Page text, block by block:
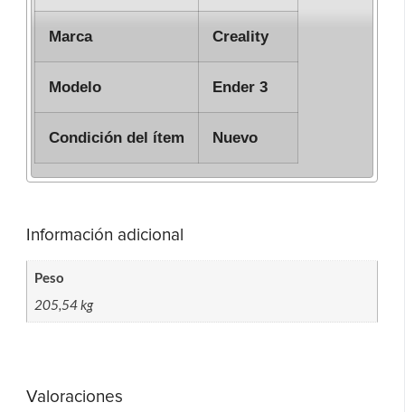
Marca Creality
Modelo Ender 3
Condición del ítem Nuevo
Información adicional
Peso
205,54 kg
Valoraciones